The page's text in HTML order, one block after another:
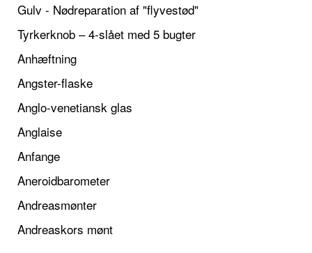
Gulv - Nødreparation af "flyvestød"
Tyrkerknob – 4-slået med 5 bugter
Anhæftning
Angster-flaske
Anglo-venetiansk glas
Anglaise
Anfange
Aneroidbarometer
Andreasmønter
Andreaskors mønt